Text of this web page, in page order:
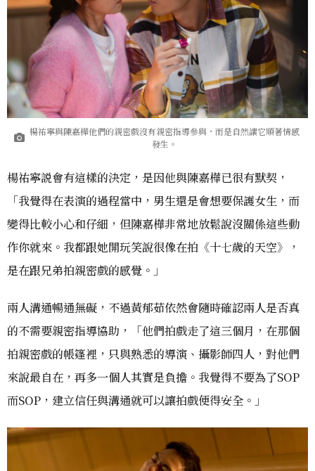
楊祐寧與陳嘉樺他們的親密戲沒有親密指導參與，而是自然讓它順著情感
發生。
楊祐寧説會有這樣的決定，是因他與陳嘉樺已很有默契，
「我覺得在表演的過程當中，男生還是會想要保護女生，而
變得比較小心和仔細，但陳嘉樺非常地放鬆說沒關係這些動
作你就來。我都跟她開玩笑說很像在拍《十七歲的天空》，
是在跟兄弟拍親密戲的感覺。」
兩人溝通暢通無礙，不過黃郁茹依然會隨時確認兩人是否真
的不需要親密指導協助，「他們拍戲走了這三個月，在那個
拍親密戲的帳篷裡，只與熟悉的導演、攝影師四人，對他們
來說最自在，再多一個人其實是負擔。我覺得不要為了SOP
而SOP，建立信任與溝通就可以讓拍戲便得安全。」